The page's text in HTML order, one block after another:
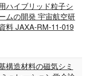
ハイブリッド粒子シ
ムの開発 宇宙航空研
料 JAXA-RM-11-019
構造材料の磁気シミ